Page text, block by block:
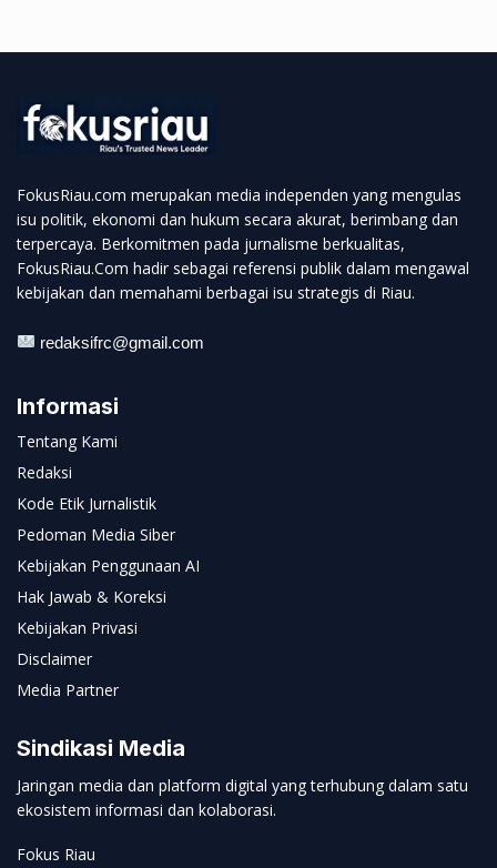
FokusRiau.com merupakan media independen yang mengulas
isu politik, ekonomi dan hukum secara akurat, berimbang dan
terpercaya. Berkomitmen pada jurnalisme berkualitas,
FokusRiau.Com hadir sebagai referensi publik dalam mengawal
kebijakan dan memahami berbagai isu strategis di Riau.
redaksifrc@gmail.com
Informasi
Tentang Kami
Redaksi
Kode Etik Jurnalistik
Pedoman Media Siber
Kebijakan Penggunaan AI
Hak Jawab & Koreksi
Kebijakan Privasi
Disclaimer
Media Partner
Sindikasi Media
Jaringan media dan platform digital yang terhubung dalam satu
ekosistem informasi dan kolaborasi.
Fokus Riau